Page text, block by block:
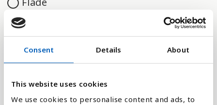
Consent Details About
This website uses cookies
We use cookies to personalise content and ads, to